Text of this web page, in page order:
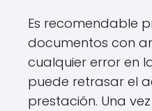
Es recomendable
documentos con
cualquier error en
puede retrasar el
prestación. Una